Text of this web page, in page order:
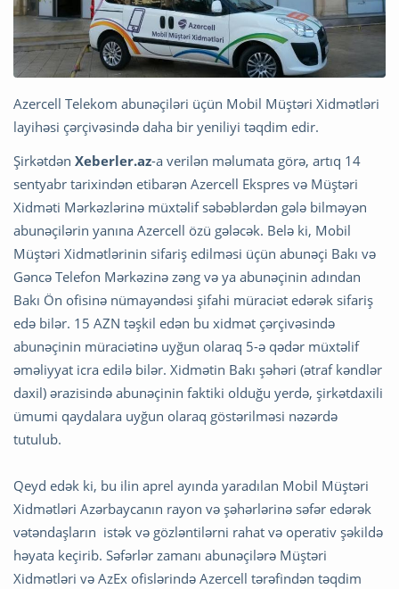
Azercell Telekom abunəçiləri üçün Mobil Müştəri Xidmətləri
layihəsi çərçivəsində daha bir yeniliyi təqdim edir.
Şirkətdən Xeberler.az-a verilən məlumata görə, artıq 14
sentyabr tarixindən etibarən Azercell Ekspres və Müştəri
Xidməti Mərkəzlərinə müxtəlif səbəblərdən gələ bilməyən
abunəçilərin yanına Azercell özü gələcək. Belə ki, Mobil
Müştəri Xidmətlərinin sifariş edilməsi üçün abunəçi Bakı və
Gəncə Telefon Mərkəzinə zəng və ya abunəçinin adından
Bakı Ön ofisinə nümayəndəsi şifahi müraciət edərək sifariş
edə bilər. 15 AZN təşkil edən bu xidmət çərçivəsində
abunəçinin müraciətinə uyğun olaraq 5-ə qədər müxtəlif
əməliyyat icra edilə bilər. Xidmətin Bakı şəhəri (ətraf kəndlər
daxil) ərazisində abunəçinin faktiki olduğu yerdə, şirkətdaxili
ümumi qaydalara uyğun olaraq göstərilməsi nəzərdə
tutulub.
Qeyd edək ki, bu ilin aprel ayında yaradılan Mobil Müştəri
Xidmətləri Azərbaycanın rayon və şəhərlərinə səfər edərək
vətəndaşların istək və gözləntilərni rahat və operativ şəkildə
həyata keçirib. Səfərlər zamanı abunəçilərə Müştəri
Xidmətləri və AzEx ofislərində Azercell tərəfindən təqdim